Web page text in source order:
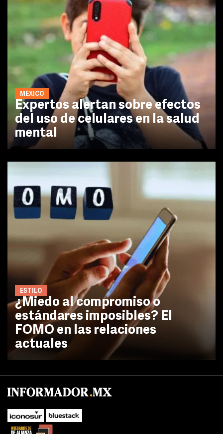
MÉXICO
Expertos alertan sobre efectos
del uso de celulares en la salud
mental
ESTILO
¿Miedo al compromiso o
estándares imposibles? El
FOMO en las relaciones
actuales